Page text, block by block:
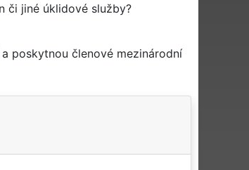
či jiné úklidové služby?
poskytnou členové mezinárodní